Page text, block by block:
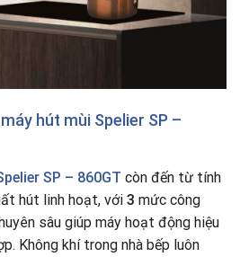
máy hút mùi Spelier SP –
SP – 860GT còn đến từ tính
hút linh hoạt, với 3 mức công
sâu giúp máy hoạt động hiệu
Không khí trong nhà bếp luôn